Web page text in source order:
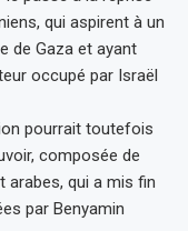
qui aspirent à un
de Gaza et ayant
occupé par Israël
pourrait toutefois
composée de
arabes, qui a mis fin
par Benyamin